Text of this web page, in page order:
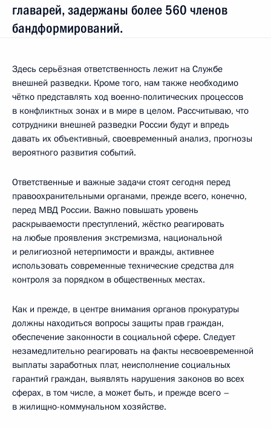
главарей, задержаны более 560 членов
бандформирований.
Здесь серьёзная ответственность лежит на Службе
внешней разведки. Кроме того, нам также необходимо
чётко представлять ход военно-политических процессов
в конфликтных зонах и в мире в целом. Рассчитываю, что
сотрудники внешней разведки России будут и впредь
давать их объективный, своевременный анализ, прогнозы
вероятного развития событий.
Ответственные и важные задачи стоят сегодня перед
правоохранительными органами, прежде всего, конечно,
перед МВД России. Важно повышать уровень
раскрываемости преступлений, жёстко реагировать
на любые проявления экстремизма, национальной
и религиозной нетерпимости и вражды, активнее
использовать современные технические средства для
контроля за порядком в общественных местах.
Как и прежде, в центре внимания органов прокуратуры
должны находиться вопросы защиты прав граждан,
обеспечение законности в социальной сфере. Следует
незамедлительно реагировать на факты несвоевременной
выплаты заработных плат, неисполнение социальных
гарантий граждан, выявлять нарушения законов во всех
сферах, в том числе, а может быть, и прежде всего –
в жилищно-коммунальном хозяйстве.